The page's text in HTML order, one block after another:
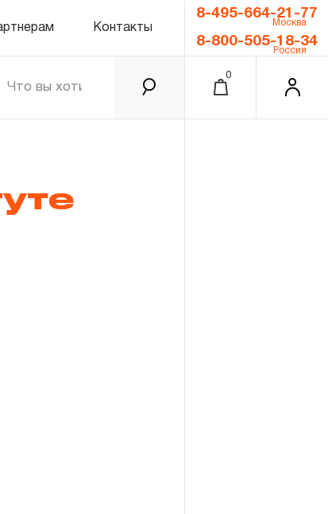
Контакты
8-495-664-21-77
Москва
8-800-505-18-34
Россия
0